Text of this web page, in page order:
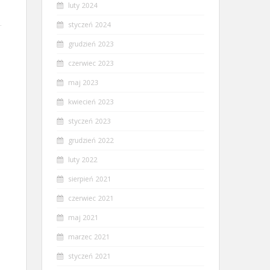
luty 2024
styczeń 2024
grudzień 2023
czerwiec 2023
maj 2023
kwiecień 2023
styczeń 2023
grudzień 2022
luty 2022
sierpień 2021
czerwiec 2021
maj 2021
marzec 2021
styczeń 2021